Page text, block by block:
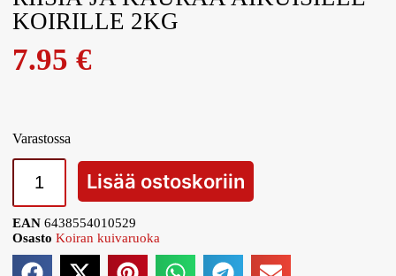
KOIRILLE 2KG
7.95€
Varastossa
Lisää ostoskoriin
EAN6438554010529
Osasto Koiran kuivaruoka